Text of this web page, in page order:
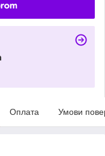
Оплата Умови